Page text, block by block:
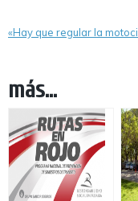
«Hay que regular la
más...